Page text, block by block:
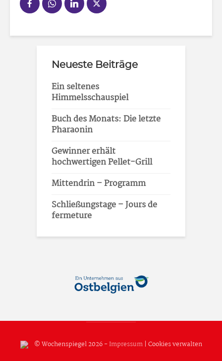
Neueste Beiträge
Ein seltenes
Himmelsschauspiel
Buch des Monats: Die letzte
Pharaonin
Gewinner erhält
hochwertigen Pellet-Grill
Mittendrin – Programm
Schließungstage – Jours de
fermeture
© Wochenspiegel 2026 -Impressum| Cookies verwalten